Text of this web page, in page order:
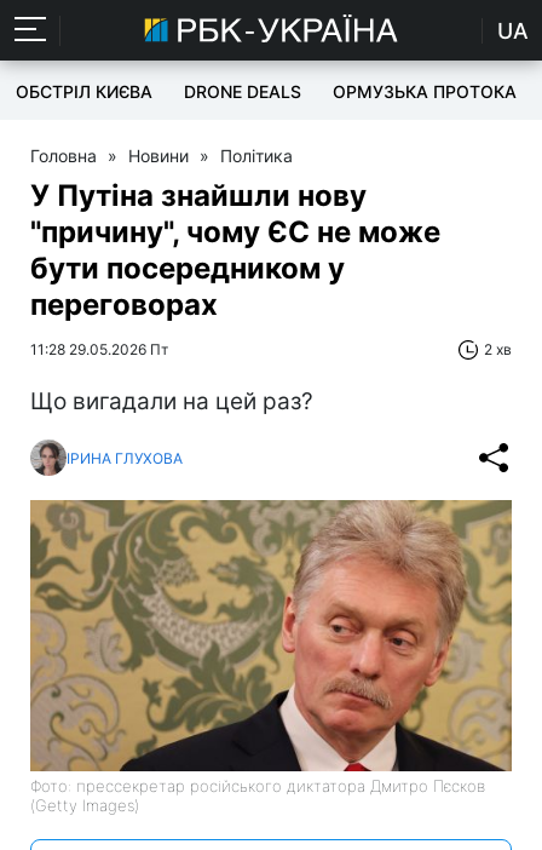
UA
ОБСТРІЛ КИЄВА DRONE DEALS ОРМУЗЬКА ПРОТОКА
Головна » Новини » Політика
У Путіна знайшли нову
"причину", чому ЄС не може
бути посередником у
переговорах
11:28 29.05.2026 Пт 2 хв
Що вигадали на цей раз?
ІРИНА ГЛУХОВА
Фото: прессекретар російського диктатора Дмитро Пєсков
(Getty Images)